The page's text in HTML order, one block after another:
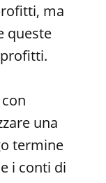
ma
queste
una
termine
i conti di